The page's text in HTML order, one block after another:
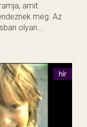
amit
meg. Az
olyan…
hír